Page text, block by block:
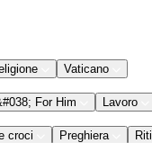
Vaticano
For Him Lavoro
croci Preghiera Riti